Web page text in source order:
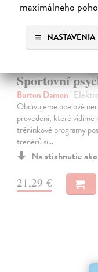
maximálneho
NASTAVENIA
Sportovní
Burton Damon |
Obdivujeme ocelové
provedení, které vidíme
tréninkové programy
trenérů si…
Na stiahnutie ako
21,29 €